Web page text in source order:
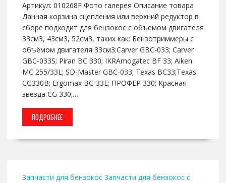
Артикул: 010268F Фото галерея Описание товара
Данная корзина сцепления или верхний редуктор в
сборе подходит для бензокос с объемом двигателя
33см3, 43см3, 52см3, таких как: Бензотриммеры с
объёмом двигателя 33см3:Carver GBC-033; Carver
GBC-033S; Piran BC 330; IKRAmogatec BF 33; Aiken
MC 255/33L; SD-Master GBC-033; Texas BC33;Texas
CG330B; Ergomax BC-33E; ПРОФЕР 330; Красная
звезда CG 330;…
ПОДРОБНЕЕ
Запчасти для бензокос Запчасти для бензокос с